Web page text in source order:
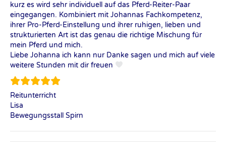
kurz es wird sehr individuell auf das Pferd-Reiter-Paar
eingegangen. Kombiniert mit Johannas Fachkompetenz,
ihrer Pro-Pferd-Einstellung und ihrer ruhigen, lieben und
strukturierten Art ist das genau die richtige Mischung für
mein Pferd und mich.
Liebe Johanna ich kann nur Danke sagen und mich auf viele
weitere Stunden mit dir freuen
Reitunterricht
Lisa
Bewegungsstall Spirn